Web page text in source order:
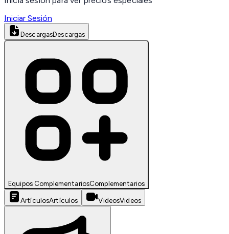
Iniciar Sesión
DescargasDescargas
Equipos ComplementariosComplementarios
ArtículosArtículos VideosVideos